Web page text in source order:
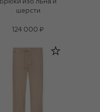
Брюки изо льна и
шерсти
124 000 ₽